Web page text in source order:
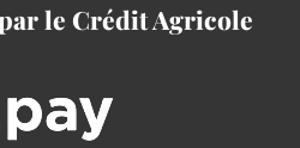
le Crédit Agricole